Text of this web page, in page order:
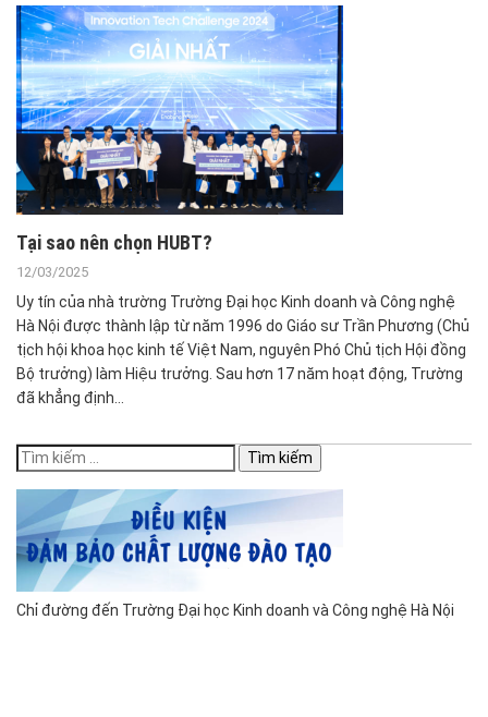
Tại sao nên chọn HUBT?
12/03/2025
Uy tín của nhà trường Trường Đại học Kinh doanh và Công nghệ
Hà Nội được thành lập từ năm 1996 do Giáo sư Trần Phương (Chủ
tịch hội khoa học kinh tế Việt Nam, nguyên Phó Chủ tịch Hội đồng
Bộ trưởng) làm Hiệu trưởng. Sau hơn 17 năm hoạt động, Trường
đã khẳng định…
Tìm
kiếm
cho:
Chỉ đường đến Trường Đại học Kinh doanh và Công nghệ Hà Nội